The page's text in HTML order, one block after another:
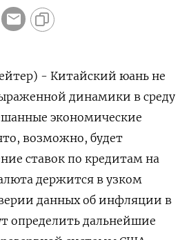
- Китайский юань не
динамики в среду
экономические
возможно, будет
ставок по кредитам на
держится в узком
данных об инфляции в
определить дальнейшие